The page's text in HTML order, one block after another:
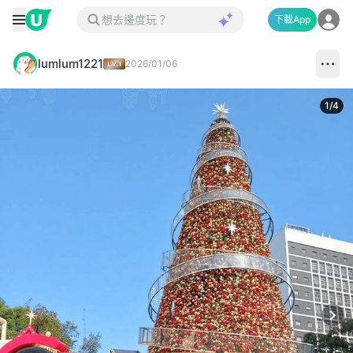
下載App
lumlum1221 2026/01/06
1/4